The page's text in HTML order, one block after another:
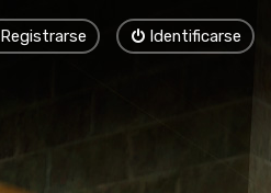
Identificarse
Registrarse